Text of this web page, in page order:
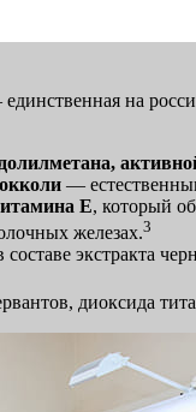
единственная на
—
Е, который
железах.3
составе экстракта
диоксида